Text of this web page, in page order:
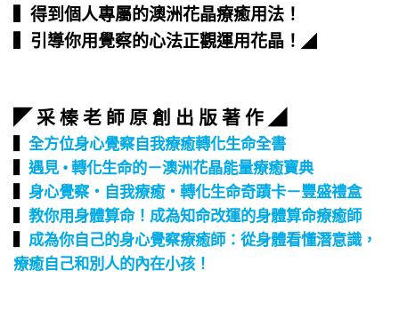
▍得到個人專屬的澳洲花晶療癒用法！
▍引導你用覺察的心法正觀運用花晶！ ◢
◤ 采 榛 老 師 原 創 出 版 著 作 ◢
▍ 全方位身心覺察自我療癒轉化生命全書
▍ 遇見 • 轉化生命的－澳洲花晶能量療癒寶典
▍ 身心覺察‧自我療癒‧轉化生命奇蹟卡－豐盛禮盒
▍ 教你用身體算命！成為知命改運的身體算命療癒師
▍ 成為你自己的身心覺察療癒師：從身體看懂潛意識，
療癒自己和別人的內在小孩！